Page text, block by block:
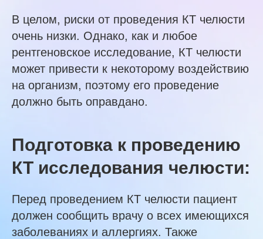
В целом, риски от проведения КТ челюсти
очень низки. Однако, как и любое
рентгеновское исследование, КТ челюсти
может привести к некоторому воздействию
на организм, поэтому его проведение
должно быть оправдано.
Подготовка к проведению
КТ исследования челюсти:
Перед проведением КТ челюсти пациент
должен сообщить врачу о всех имеющихся
заболеваниях и аллергиях. Также